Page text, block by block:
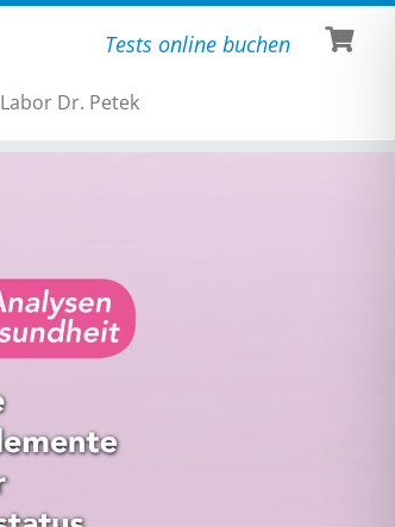
Tests online buchen
Labor Dr. Petek